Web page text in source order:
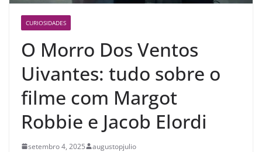
CURIOSIDADES
O Morro Dos Ventos
Uivantes: tudo sobre o
filme com Margot
Robbie e Jacob Elordi
setembro 4, 2025 augustopjulio